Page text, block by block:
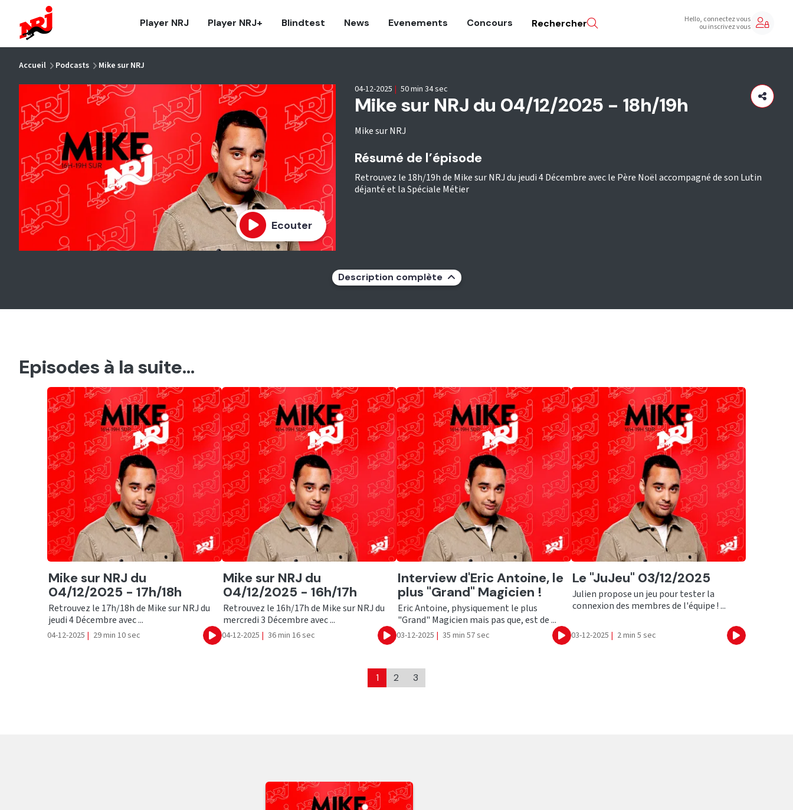
Player NRJ Player NRJ+ Blindtest News Evenements Concours Rechercher Hello, connectez vous
ou inscrivez vous
Accueil Podcasts Mike sur NRJ
Ecouter
Mike sur NRJ du 04/12/2025 - 18h/19h
Mike sur NRJ
04-12-2025 | 50 min 34 sec
Résumé de l’épisode
Retrouvez le 18h/19h de Mike sur NRJ du jeudi 4 Décembre avec le Père Noël accompagné de son Lutin
déjanté et la Spéciale Métier
Description complète
Episodes à la suite...
Ecouter
Mike sur NRJ du
04/12/2025 - 17h/18h
Retrouvez le 17h/18h de Mike sur NRJ du
jeudi 4 Décembre avec ...
04-12-2025 | 29 min 10 sec Ecouter
Ecouter
Mike sur NRJ du
04/12/2025 - 16h/17h
Retrouvez le 16h/17h de Mike sur NRJ du
mercredi 3 Décembre avec ...
04-12-2025 | 36 min 16 sec Ecouter
Ecouter
Interview d'Eric Antoine, le
plus "Grand" Magicien !
Eric Antoine, physiquement le plus
"Grand" Magicien mais pas que, est de ...
03-12-2025 | 35 min 57 sec Ecouter
Ecouter
Le "JuJeu" 03/12/2025
Julien propose un jeu pour tester la
connexion des membres de l'équipe ! ...
03-12-2025 | 2 min 5 sec Ecouter
1 2 3